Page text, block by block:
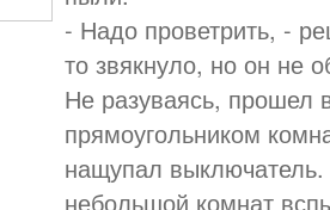
- Надо проветрить, -
то звякнуло, но он не
Не разуваясь, прошел
прямоугольником
нащупал
небольшой комнат